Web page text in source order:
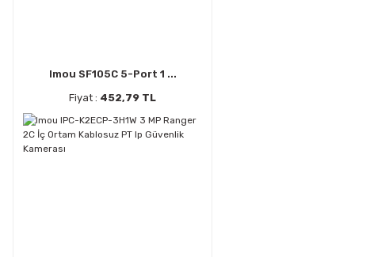
Imou SF105C 5-Port 1 ...
Fiyat : 452,79 TL